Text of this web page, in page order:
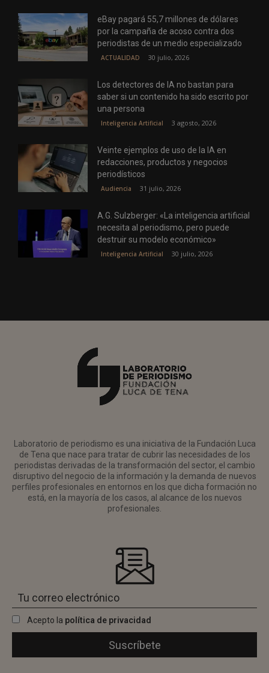
eBay pagará 55,7 millones de dólares
por la campaña de acoso contra dos
periodistas de un medio especializado
ACTUALIDAD 30 julio, 2026
Los detectores de IA no bastan para
saber si un contenido ha sido escrito por
una persona
Inteligencia Artificial 3 agosto, 2026
Veinte ejemplos de uso de la IA en
redacciones, productos y negocios
periodísticos
Audiencia 31 julio, 2026
A.G. Sulzberger: «La inteligencia artificial
necesita al periodismo, pero puede
destruir su modelo económico»
Inteligencia Artificial 30 julio, 2026
Laboratorio de periodismo es una iniciativa de la Fundación Luca
de Tena que nace para tratar de cubrir las necesidades de los
periodistas derivadas de la transformación del sector, el cambio
disruptivo del negocio de la información y la demanda de nuevos
perfiles profesionales en entornos en los que dicha formación no
está, en la mayoría de los casos, al alcance de los nuevos
profesionales.
Acepto la política de privacidad